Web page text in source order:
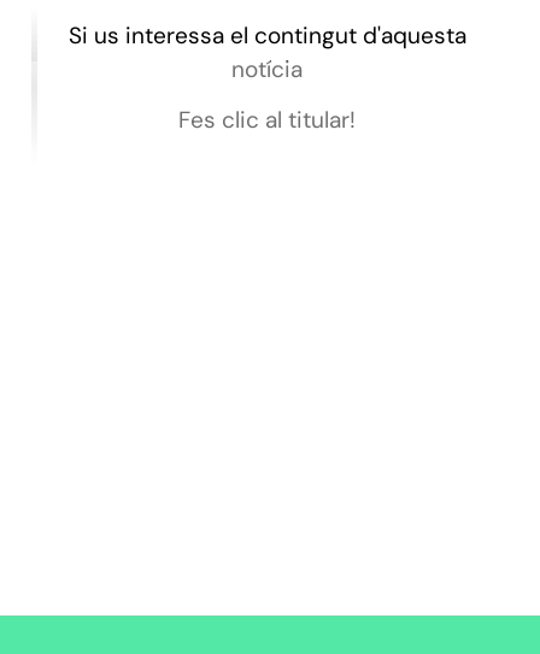
Si us interessa el contingut d'aquesta
notícia
Fes clic al titular!